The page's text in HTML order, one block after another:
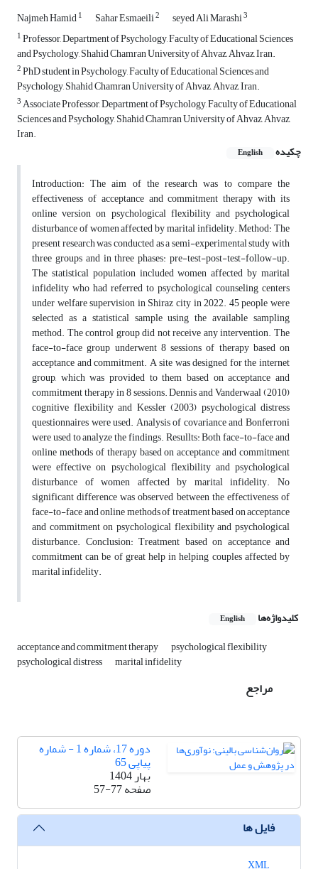
Najmeh Hamid1 Sahar Esmaeili2 seyed Ali Marashi3
1Professor, Department of Psychology, Faculty of Educational Sciences
and Psychology, Shahid Chamran University of Ahvaz, Ahvaz, Iran.
2PhD student in Psychology, Faculty of Educational Sciences and
Psychology, Shahid Chamran University of Ahvaz, Ahvaz, Iran.
3Associate Professor, Department of Psychology, Faculty of Educational
Sciences and Psychology, Shahid Chamran University of Ahvaz, Ahvaz,
Iran.
چکیده
English
Introduction: The aim of the research was to compare the
effectiveness of acceptance and commitment therapy with its
online version on psychological flexibility and psychological
disturbance of women affected by marital infidelity. Method: The
present research was conducted as a semi-experimental study with
three groups and in three phases: pre-test-post-test-follow-up.
The statistical population included women affected by marital
infidelity who had referred to psychological counseling centers
under welfare supervision in Shiraz city in 2022. 45 people were
selected as a statistical sample using the available sampling
method. The control group did not receive any intervention. The
face-to-face group underwent 8 sessions of therapy based on
acceptance and commitment. A site was designed for the internet
group, which was provided to them based on acceptance and
commitment therapy in 8 sessions. Dennis and Vanderwaal (2010)
cognitive flexibility and Kessler (2003) psychological distress
questionnaires were used. Analysis of covariance and Bonferroni
were used to analyze the findings. Resullts: Both face-to-face and
online methods of therapy based on acceptance and commitment
were effective on psychological flexibility and psychological
disturbance of women affected by marital infidelity. No
significant difference was observed between the effectiveness of
face-to-face and online methods of treatment based on acceptance
and commitment on psychological flexibility and psychological
disturbance. Conclusion: Treatment based on acceptance and
commitment can be of great help in helping couples affected by
marital infidelity.
کلیدواژه‌ها English
acceptance and commitment therapy psychological flexibility
psychological distress marital infidelity
مراجع
دوره 17، شماره 1 - شماره
پیاپی 65
بهار 1404
صفحه57-77
فایل ها